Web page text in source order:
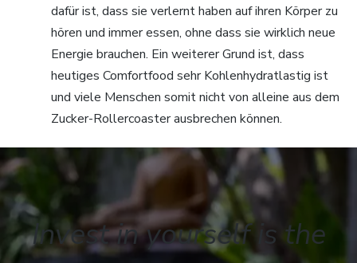
dafür ist, dass sie verlernt haben auf ihren Körper zu
hören und immer essen, ohne dass sie wirklich neue
Energie brauchen. Ein weiterer Grund ist, dass
heutiges Comfortfood sehr Kohlenhydratlastig ist
und viele Menschen somit nicht von alleine aus dem
Zucker-Rollercoaster ausbrechen können.
Invest in yourself is the